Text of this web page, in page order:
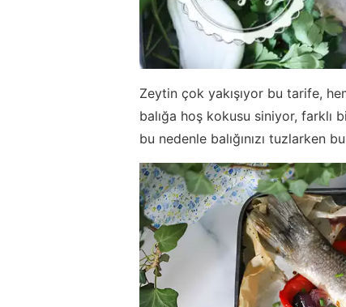
Zeytin çok yakışıyor bu tarife,
balığa hoş kokusu siniyor, farklı
bu nedenle balığınızı tuzlarken